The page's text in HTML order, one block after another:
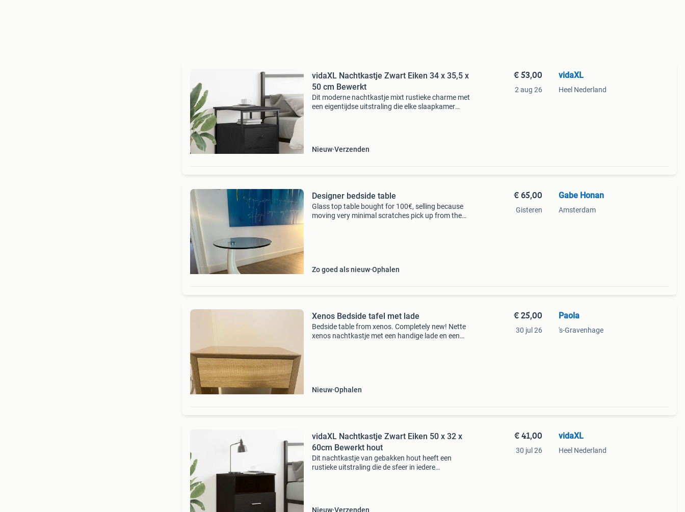
vidaXL Nachtkastje Zwart Eiken 34 x 35,5 x
50 cm Bewerkt
Dit moderne nachtkastje mixt rustieke charme met
een eigentijdse uitstraling die elke slaapkamer
Nieuw Verzenden
€ 53,00
2 aug 26
vidaXL
Heel Nederland
Designer bedside table
Glass top table bought for 100€, selling because
moving very minimal scratches pick up from the
Zo goed als nieuw Ophalen
€ 65,00
Gisteren
Gabe Honan
Amsterdam
Xenos Bedside tafel met lade
Bedside table from xenos. Completely new! Nette
xenos nachtkastje met een handige lade en een
Nieuw Ophalen
€ 25,00
30 jul 26
Paola
's-Gravenhage
vidaXL Nachtkastje Zwart Eiken 50 x 32 x
60cm Bewerkt hout
Dit nachtkastje van gebakken hout heeft een
rustieke uitstraling die de sfeer in iedere
Nieuw Verzenden
€ 41,00
30 jul 26
vidaXL
Heel Nederland